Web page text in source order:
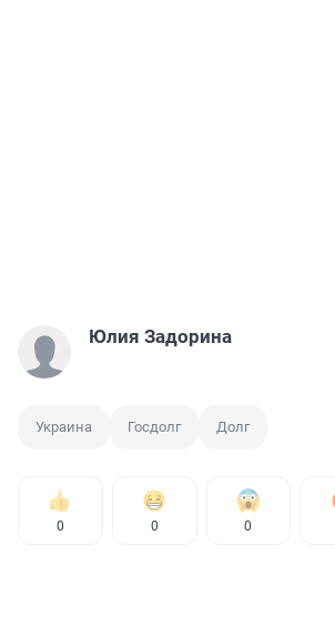
Юлия Задорина
Украина Госдолг Долг
0 0 0